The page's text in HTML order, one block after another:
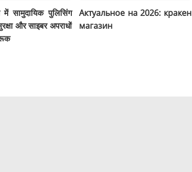
में सामुदायिक पुलिसिंग
और साइबर अपराधों
Актуальное на 2026: кракен
магазин